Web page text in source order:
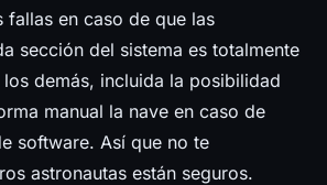
fallas en caso de que las
sección del sistema es totalmente
demás, incluida la posibilidad
manual la nave en caso de
software. Así que no te
astronautas están seguros.